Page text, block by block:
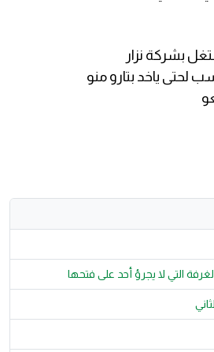
بشركة نزار
لحتى ياخد بتارو منو